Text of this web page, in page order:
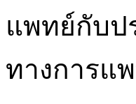
แพทย์กับป
ทางการแ